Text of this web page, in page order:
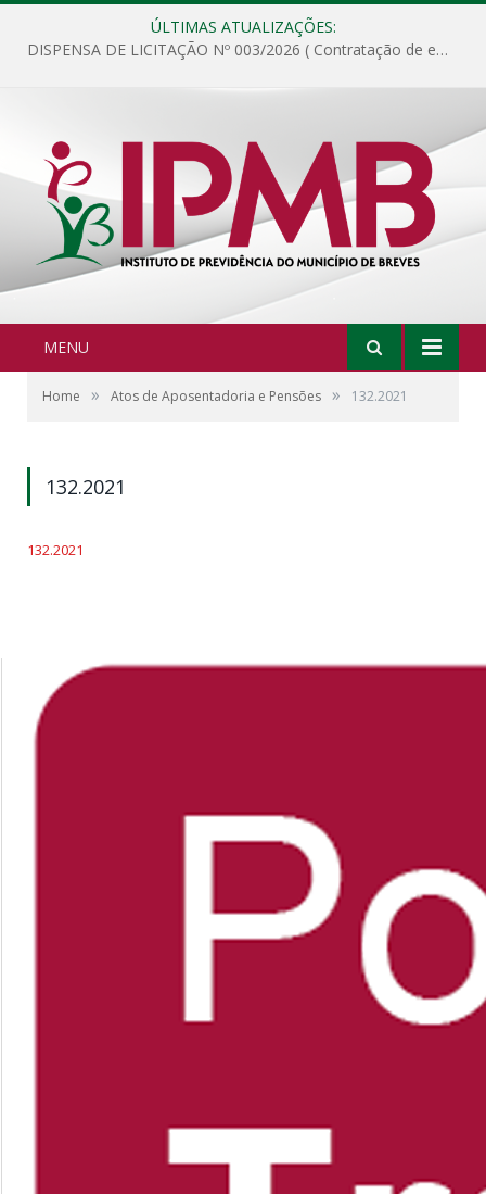
ÚLTIMAS ATUALIZAÇÕES:
DISPENSA DE LICITAÇÃO Nº 003/2026 ( Contratação de empresa para fornecimento de gêneros alimentícios não perecíveis, materiais de expediente, descartáveis, copa e cozinha, para análise e posterior publicação.)
MENU
Home » Atos de Aposentadoria e Pensões » 132.2021
132.2021
132.2021